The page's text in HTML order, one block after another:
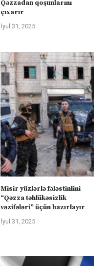
Qəzzadan qoşunlarını
çıxarır
İyul 31, 2025
Misir yüzlərlə fələstinlini
“Qəzza təhlükəsizlik
vəzifələri” üçün hazırlayır
İyul 31, 2025